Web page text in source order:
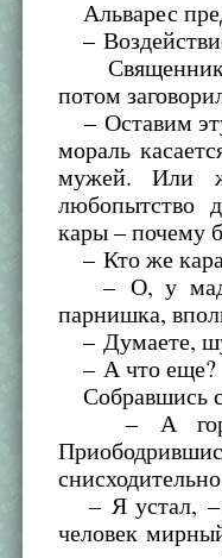
Альварес
–
Священник
потом
– Оставим
мораль
мужей. Или
любопытство
кары – почему
– Кто же
– О, у
парнишка,
– Думаете,
– А что еще?
Собравшись
– А
– Я устал, –
человек